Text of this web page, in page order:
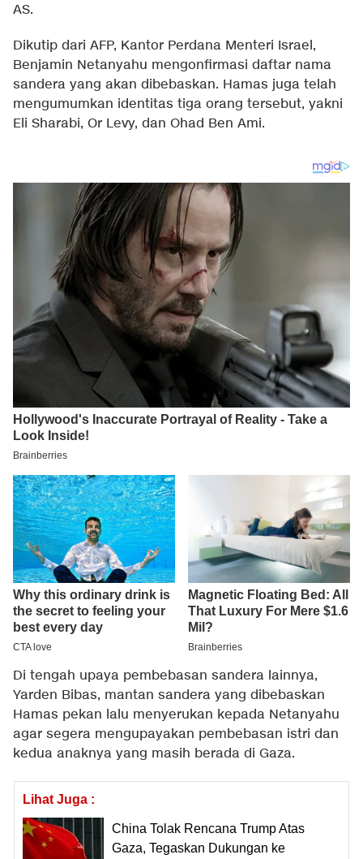
AS.
Dikutip dari AFP, Kantor Perdana Menteri Israel,
Benjamin Netanyahu mengonfirmasi daftar nama
sandera yang akan dibebaskan. Hamas juga telah
mengumumkan identitas tiga orang tersebut, yakni
Eli Sharabi, Or Levy, dan Ohad Ben Ami.
Di tengah upaya pembebasan sandera lainnya,
Yarden Bibas, mantan sandera yang dibebaskan
Hamas pekan lalu menyerukan kepada Netanyahu
agar segera mengupayakan pembebasan istri dan
kedua anaknya yang masih berada di Gaza.
Lihat Juga :
China Tolak Rencana Trump Atas
Gaza, Tegaskan Dukungan ke